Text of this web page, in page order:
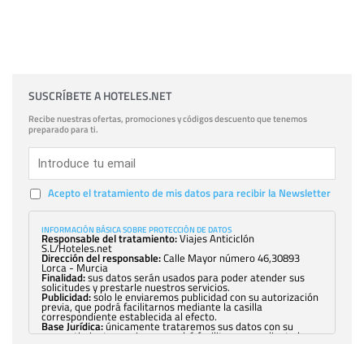
SUSCRÍBETE A HOTELES.NET
Recibe nuestras ofertas, promociones y códigos descuento que tenemos
preparado para ti.
Acepto el tratamiento de mis datos para recibir la Newsletter
INFORMACIÓN BÁSICA SOBRE PROTECCIÓN DE DATOS
Responsable del tratamiento:Viajes Anticiclón
S.L/Hoteles.net
Dirección del responsable:Calle Mayor número 46,30893
Lorca - Murcia
Finalidad:sus datos serán usados para poder atender sus
solicitudes y prestarle nuestros servicios.
Publicidad:solo le enviaremos publicidad con su autorización
previa, que podrá facilitarnos mediante la casilla
correspondiente establecida al efecto.
Base Jurídica:únicamente trataremos sus datos con su
consentimiento previo, que podrá facilitarnos mediante la